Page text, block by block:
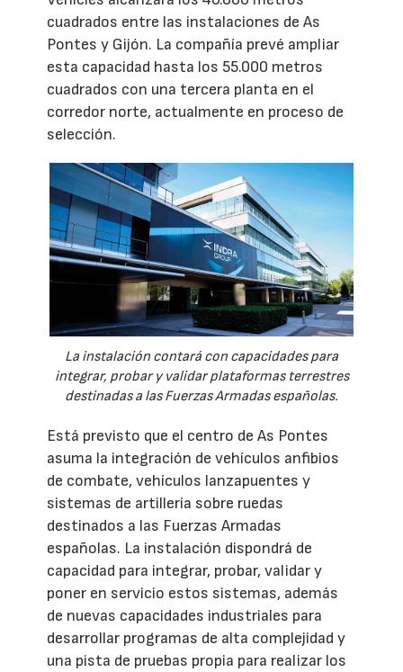
cuadrados entre las instalaciones de As
Pontes y Gijón. La compañía prevé ampliar
esta capacidad hasta los 55.000 metros
cuadrados con una tercera planta en el
corredor norte, actualmente en proceso de
selección.
La instalación contará con capacidades para
integrar, probar y validar plataformas terrestres
destinadas a las Fuerzas Armadas españolas.
Está previsto que el centro de As Pontes
asuma la integración de vehículos anfibios
de combate, vehículos lanzapuentes y
sistemas de artillería sobre ruedas
destinados a las Fuerzas Armadas
españolas. La instalación dispondrá de
capacidad para integrar, probar, validar y
poner en servicio estos sistemas, además
de nuevas capacidades industriales para
desarrollar programas de alta complejidad y
una pista de pruebas propia para realizar los